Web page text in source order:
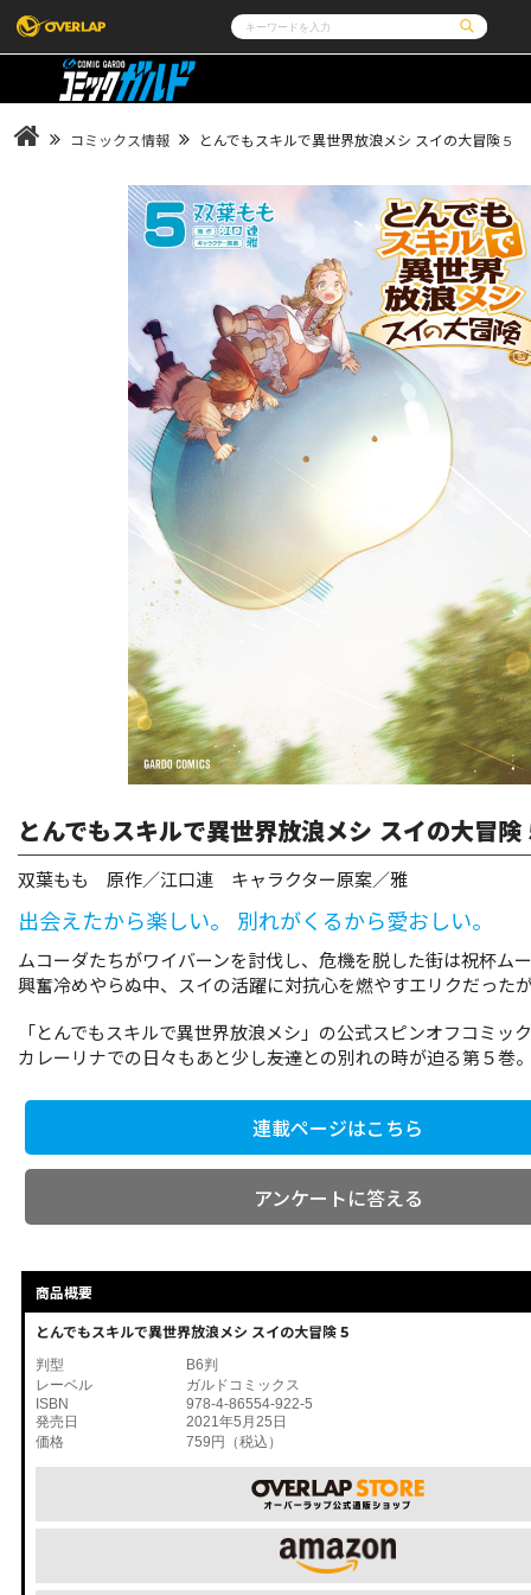
コミック
LiQulle
ライトノベル
ノベルス
ノベルスf
ポケットモンスター
アニメ
ゲーム
企業
会社概要
お問い合わせは
オーバーラップ文庫 オーバーラップノベルス
オーバーラップノベルスf ロサージュノベルス
コミックガルド コミッククリエ
リキューレ
コミックエッセイ
閉じる
コミックス情報 とんでもスキルで異世界放浪メシ スイの大冒険 5
とんでもスキルで異世界放浪メシ スイの大冒険
双葉もも 原作／江口連 キャラクター原案／雅
出会えたから楽しい。 別れがくるから愛おしい。
ムコーダたちがワイバーンを討伐し、危機を脱した街は祝杯ム
興奮冷めやらぬ中、スイの活躍に対抗心を燃やすエリクだった
「とんでもスキルで異世界放浪メシ」の公式スピンオフコミック
カレーリナでの日々もあと少し――友達との別れの時が迫る第５巻
連載ページはこちら
アンケートに答える
商品概要
とんでもスキルで異世界放浪メシ スイの大冒険 5
判型
B6判
レーベル
ガルドコミックス
ISBN
978-4-86554-922-5
発売日
2021年5月25日
価格
759円（税込）